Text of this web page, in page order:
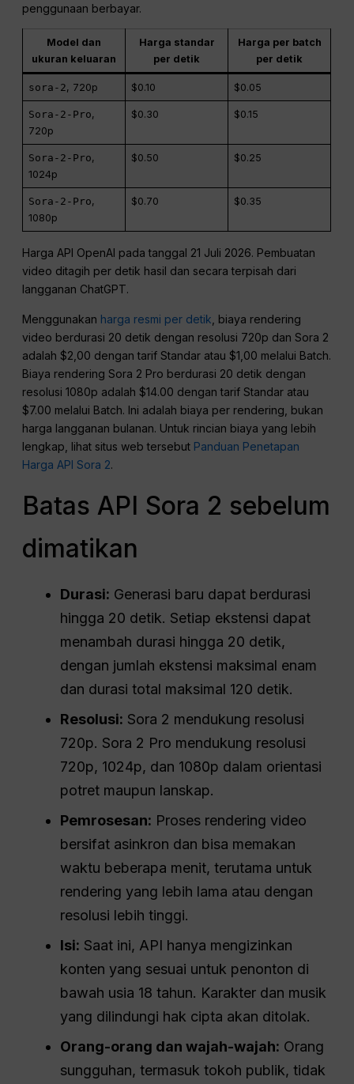
penggunaan berbayar.
Model dan
ukuran keluaran
Harga standar
per detik
Harga per batch
per detik
sora-2, 720p $0.10 $0.05
Sora-2-Pro,
720p
$0.30 $0.15
Sora-2-Pro,
1024p
$0.50 $0.25
Sora-2-Pro,
1080p
$0.70 $0.35
Harga API OpenAI pada tanggal 21 Juli 2026. Pembuatan
video ditagih per detik hasil dan secara terpisah dari
langganan ChatGPT.
Menggunakan harga resmi per detik , biaya rendering
video berdurasi 20 detik dengan resolusi 720p dan Sora 2
adalah $2,00 dengan tarif Standar atau $1,00 melalui Batch.
Biaya rendering Sora 2 Pro berdurasi 20 detik dengan
resolusi 1080p adalah $14.00 dengan tarif Standar atau
$7.00 melalui Batch. Ini adalah biaya per rendering, bukan
harga langganan bulanan. Untuk rincian biaya yang lebih
lengkap, lihat situs web tersebut Panduan Penetapan
Harga API Sora 2.
Batas API Sora 2 sebelum
dimatikan
Durasi: Generasi baru dapat berdurasi
hingga 20 detik. Setiap ekstensi dapat
menambah durasi hingga 20 detik,
dengan jumlah ekstensi maksimal enam
dan durasi total maksimal 120 detik.
Resolusi: Sora 2 mendukung resolusi
720p. Sora 2 Pro mendukung resolusi
720p, 1024p, dan 1080p dalam orientasi
potret maupun lanskap.
Pemrosesan: Proses rendering video
bersifat asinkron dan bisa memakan
waktu beberapa menit, terutama untuk
rendering yang lebih lama atau dengan
resolusi lebih tinggi.
Isi: Saat ini, API hanya mengizinkan
konten yang sesuai untuk penonton di
bawah usia 18 tahun. Karakter dan musik
yang dilindungi hak cipta akan ditolak.
Orang-orang dan wajah-wajah: Orang
sungguhan, termasuk tokoh publik, tidak